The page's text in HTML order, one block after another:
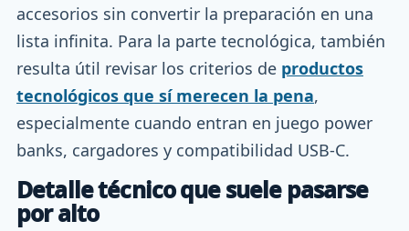
accesorios sin convertir la preparación en una
lista infinita. Para la parte tecnológica, también
resulta útil revisar los criterios de productos
tecnológicos que sí merecen la pena,
especialmente cuando entran en juego power
banks, cargadores y compatibilidad USB-C.
Detalle técnico que suele pasarse
por alto